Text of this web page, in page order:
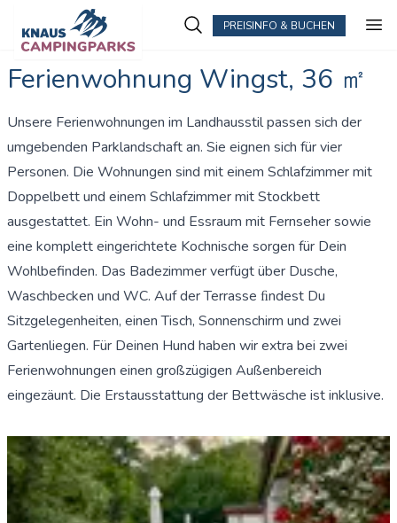
PREISINFO & BUCHEN
Ferienwohnung Wingst, 36 ㎡
Unsere Ferienwohnungen im Landhausstil passen sich der
umgebenden Parklandschaft an. Sie eignen sich für vier
Personen. Die Wohnungen sind mit einem Schlafzimmer mit
Doppelbett und einem Schlafzimmer mit Stockbett
ausgestattet. Ein Wohn- und Essraum mit Fernseher sowie
eine komplett eingerichtete Kochnische sorgen für Dein
Wohlbefinden. Das Badezimmer verfügt über Dusche,
Waschbecken und WC. Auf der Terrasse ﬁndest Du
Sitzgelegenheiten, einen Tisch, Sonnenschirm und zwei
Gartenliegen. Für Deinen Hund haben wir extra bei zwei
Ferienwohnungen einen großzügigen Außenbereich
eingezäunt. Die Erstausstattung der Bettwäsche ist inklusive.